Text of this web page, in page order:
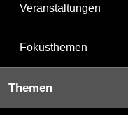
Veranstaltungen
Fokusthemen
Themen